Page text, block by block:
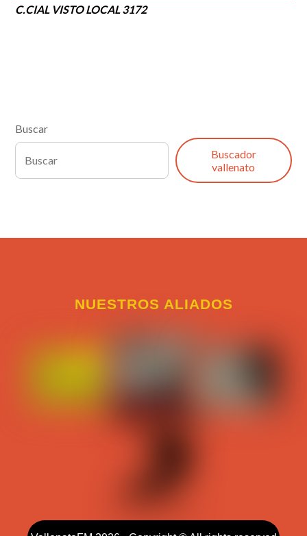
C.CIAL VISTO LOCAL 3172
Buscar
Buscador
vallenato
NUESTROS ALIADOS